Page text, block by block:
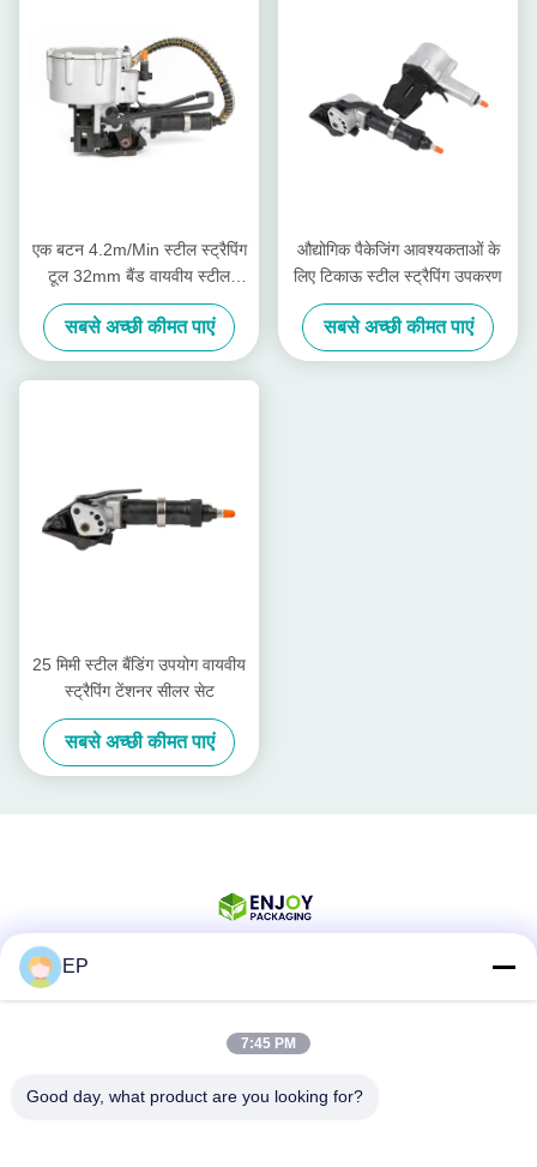
एक बटन 4.2m/Min स्टील स्ट्रैपिंग
टूल 32mm बैंड वायवीय स्टील
स्ट्रैपिंग मशीन
सबसे अच्छी कीमत पाएं
औद्योगिक पैकेजिंग आवश्यकताओं के
लिए टिकाऊ स्टील स्ट्रैपिंग उपकरण
सबसे अच्छी कीमत पाएं
25 मिमी स्टील बैंडिंग उपयोग वायवीय
स्ट्रैपिंग टेंशनर सीलर सेट
सबसे अच्छी कीमत पाएं
EP
7:45 PM
Good day, what product are you looking for?